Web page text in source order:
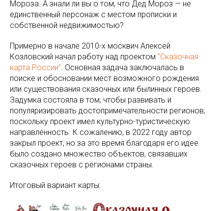
Мороза. А знали ли вы о том, что Дед Мороз — не
единственный персонаж с местом прописки и
собственной недвижимостью?
Примерно в начале 2010-х москвич Алексей
Козловский начал работу над проектом “Сказочная
карта России”. Основная задача заключалась в
поиске и обосновании мест возможного рождения
или существования сказочных или былинных героев.
Задумка состояла в том, чтобы развивать и
популяризировать достопримечательности регионов,
поскольку проект имел культурно-туристическую
направленность. К сожалению, в 2022 году автор
закрыл проект, но за это время благодаря его идее
было создано множество объектов, связавших
сказочных героев с регионами страны.
Итоговый вариант карты: